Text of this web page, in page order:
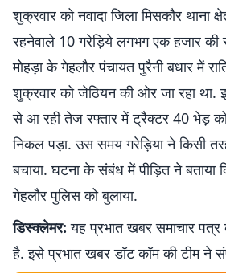
शुक्रवार को नवादा जिला मिसकौर थाना
रहनेवाले 10 गरेड़िये लगभग एक हजार
मोहड़ा के गेहलौर पंचायत पुरैनी बधार में
शुक्रवार को जेठियन की ओर जा रहा था.
से आ रही तेज रफ्तार में ट्रैक्टर 40 भेड़
निकल पड़ा. उस समय गरेड़िया ने किसी
बचाया. घटना के संबंध में पीड़ित ने बताया
गेहलौर पुलिस को बुलाया.
डिस्क्लेमर: यह प्रभात खबर समाचार
है. इसे प्रभात खबर डॉट कॉम की टीम ने